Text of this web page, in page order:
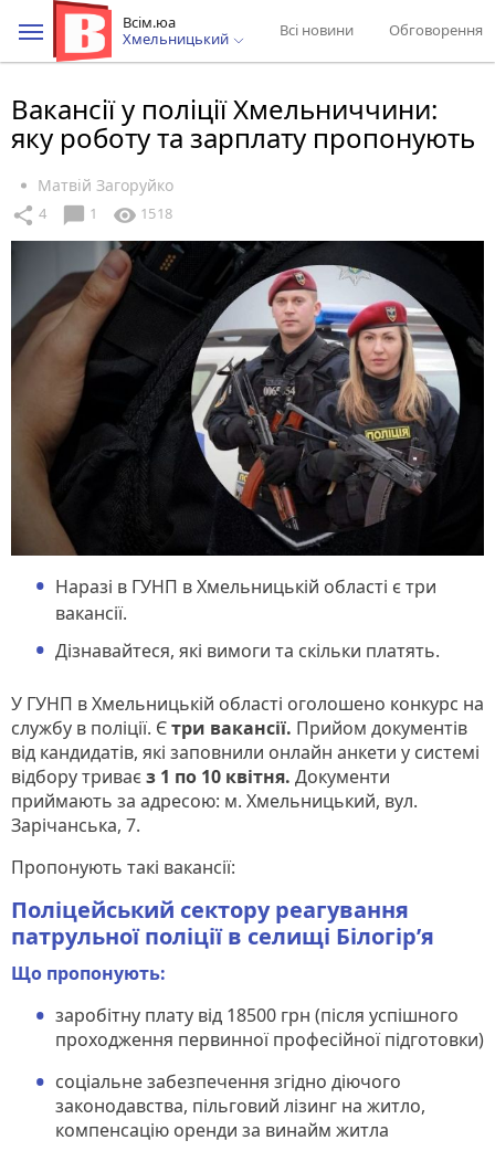
Всім.юа
Хмельницький
Всі новини Обговорення
Вакансії у поліції Хмельниччини:
яку роботу та зарплату пропонують
Матвій Загоруйко
share 4 chat_bubble 1 visibility 1518
Наразі в ГУНП в Хмельницькій області є три
вакансії.
Дізнавайтеся, які вимоги та скільки платять.
У ГУНП в Хмельницькій області оголошено конкурс на
службу в поліції. Єтри вакансії. Прийом документів
від кандидатів, які заповнили онлайн анкети у системі
відбору триваєз 1 по 10 квітня. Документи
приймають за адресою: м. Хмельницький, вул.
Зарічанська, 7.
Пропонують такі вакансії:
Поліцейський сектору реагування
патрульної поліції в селищі Білогір’я
Що пропонують:
заробітну плату від 18500 грн (після успішного
проходження первинної професійної підготовки)
соціальне забезпечення згідно діючого
законодавства, пільговий лізинг на житло,
компенсацію оренди за винайм житла